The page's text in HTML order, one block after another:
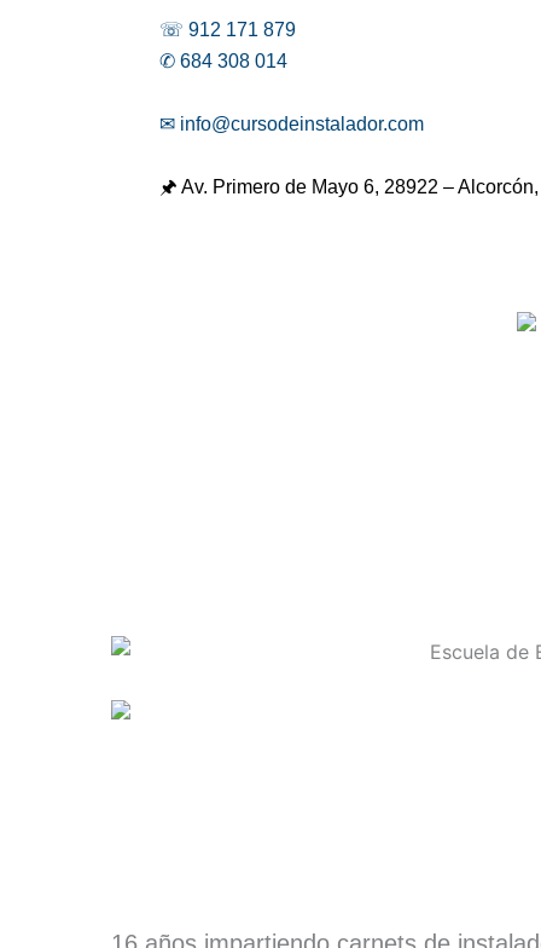
☏ 912 171 879
✆ 684 308 014
✉ info@cursodeinstalador.com
🖈 Av. Primero de Mayo 6, 28922 –